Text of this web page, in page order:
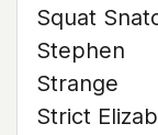
Squat
Stephen
Strange
Strict